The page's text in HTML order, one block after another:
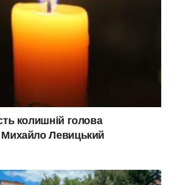
колишній голова
Михайло Левицький